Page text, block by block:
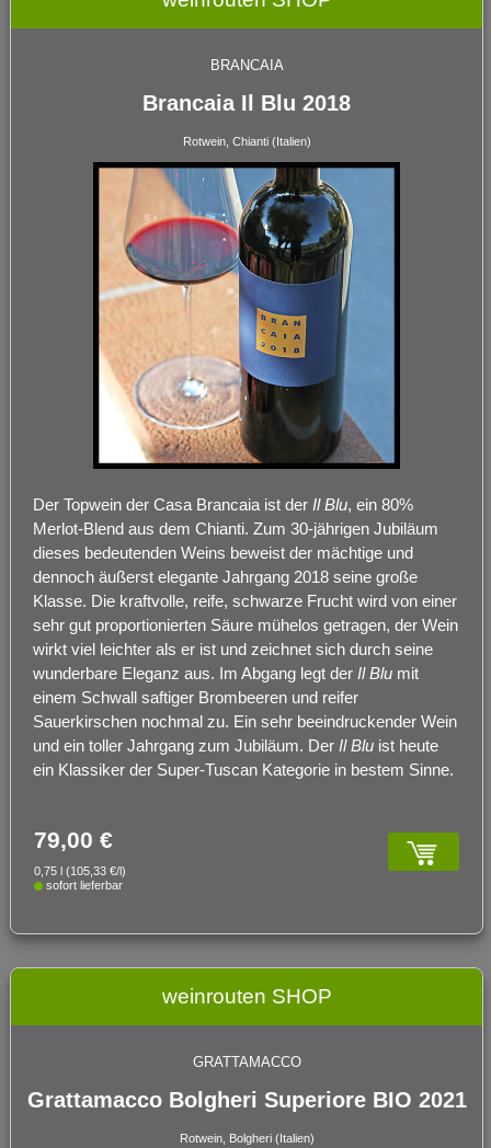
BRANCAIA
Brancaia Il Blu 2018
Rotwein, Chianti (Italien)
Der Topwein der Casa Brancaia ist der Il Blu, ein 80%
Merlot-Blend aus dem Chianti. Zum 30-jährigen Jubiläum
dieses bedeutenden Weins beweist der mächtige und
dennoch äußerst elegante Jahrgang 2018 seine große
Klasse. Die kraftvolle, reife, schwarze Frucht wird von einer
sehr gut proportionierten Säure mühelos getragen, der Wein
wirkt viel leichter als er ist und zeichnet sich durch seine
wunderbare Eleganz aus. Im Abgang legt der Il Blu mit
einem Schwall saftiger Brombeeren und reifer
Sauerkirschen nochmal zu. Ein sehr beeindruckender Wein
und ein toller Jahrgang zum Jubiläum. Der Il Blu ist heute
ein Klassiker der Super-Tuscan Kategorie in bestem Sinne.
79,00 €
0,75 l (105,33 €/l)
sofort lieferbar
weinrouten SHOP
GRATTAMACCO
Grattamacco Bolgheri Superiore BIO 2021
Rotwein, Bolgheri (Italien)